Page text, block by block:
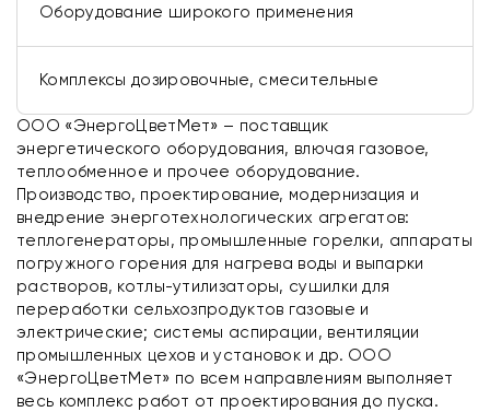
Оборудование широкого применения
Комплексы дозировочные, смесительные
ООО «ЭнергоЦветМет» – поставщик
энергетического оборудования, влючая газовое,
теплообменное и прочее оборудование.
Производство, проектирование, модернизация и
внедрение энерготехнологических агрегатов:
теплогенераторы, промышленные горелки, аппараты
погружного горения для нагрева воды и выпарки
растворов, котлы-утилизаторы, сушилки для
переработки сельхозпродуктов газовые и
электрические; системы аспирации, вентиляции
промышленных цехов и установок и др. ООО
«ЭнергоЦветМет» по всем направлениям выполняет
весь комплекс работ от проектирования до пуска.